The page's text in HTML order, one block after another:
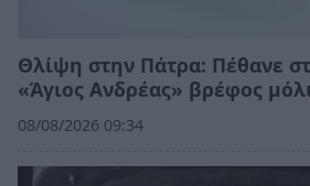
Θλίψη στην Πάτρα: Πέθανε
«Άγιος Ανδρέας» βρέφος
08/08/2026 09:34